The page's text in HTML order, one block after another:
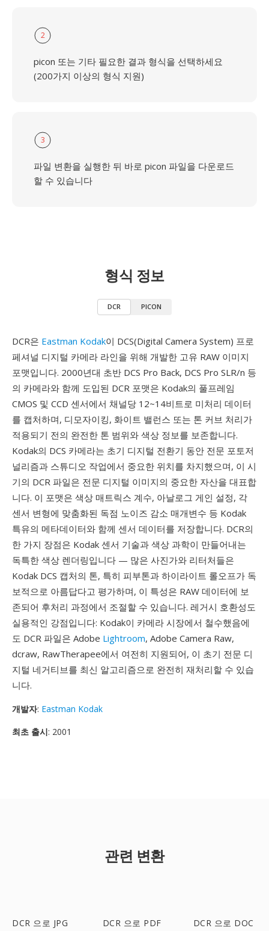
2
picon 또는 기타 필요한 결과 형식을 선택하세요
(200가지 이상의 형식 지원)
3
파일 변환을 실행한 뒤 바로 picon 파일을 다운로드
할 수 있습니다
형식 정보
DCR PICON
DCR은 Eastman Kodak이 DCS(Digital Camera System) 프로
페셔널 디지털 카메라 라인을 위해 개발한 고유 RAW 이미지
포맷입니다. 2000년대 초반 DCS Pro Back, DCS Pro SLR/n 등
의 카메라와 함께 도입된 DCR 포맷은 Kodak의 풀프레임
CMOS 및 CCD 센서에서 채널당 12~14비트로 미처리 데이터
를 캡처하며, 디모자이킹, 화이트 밸런스 또는 톤 커브 처리가
적용되기 전의 완전한 톤 범위와 색상 정보를 보존합니다.
Kodak의 DCS 카메라는 초기 디지털 전환기 동안 전문 포토저
널리즘과 스튜디오 작업에서 중요한 위치를 차지했으며, 이 시
기의 DCR 파일은 전문 디지털 이미지의 중요한 자산을 대표합
니다. 이 포맷은 색상 매트릭스 계수, 아날로그 게인 설정, 각
센서 변형에 맞춤화된 독점 노이즈 감소 매개변수 등 Kodak
특유의 메타데이터와 함께 센서 데이터를 저장합니다. DCR의
한 가지 장점은 Kodak 센서 기술과 색상 과학이 만들어내는
독특한 색상 렌더링입니다 — 많은 사진가와 리터처들은
Kodak DCS 캡처의 톤, 특히 피부톤과 하이라이트 롤오프가 독
보적으로 아름답다고 평가하며, 이 특성은 RAW 데이터에 보
존되어 후처리 과정에서 조절할 수 있습니다. 레거시 호환성도
실용적인 강점입니다: Kodak이 카메라 시장에서 철수했음에
도 DCR 파일은 Adobe Lightroom, Adobe Camera Raw,
dcraw, RawTherapee에서 여전히 지원되어, 이 초기 전문 디
지털 네거티브를 최신 알고리즘으로 완전히 재처리할 수 있습
니다.
개발자: Eastman Kodak
최초 출시: 2001
관련 변환
DCR 으로 JPG DCR 으로 PDF DCR 으로 DOC